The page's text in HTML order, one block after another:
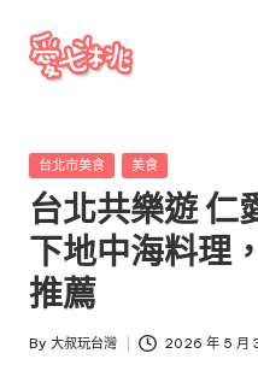
Skip
七
桃
玩
台
灣
桃
玩
台
灣
把
全
景
Posted
台北市美食 美食
台北共樂遊 仁
下地中海料理
推薦
Posted
By 大叔玩台灣 2026 年 5 月